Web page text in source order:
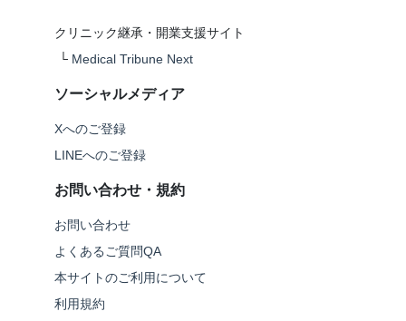
クリニック継承・開業支援サイト
└ Medical Tribune Next
ソーシャルメディア
Xへのご登録
LINEへのご登録
お問い合わせ・規約
お問い合わせ
よくあるご質問QA
本サイトのご利用について
利用規約